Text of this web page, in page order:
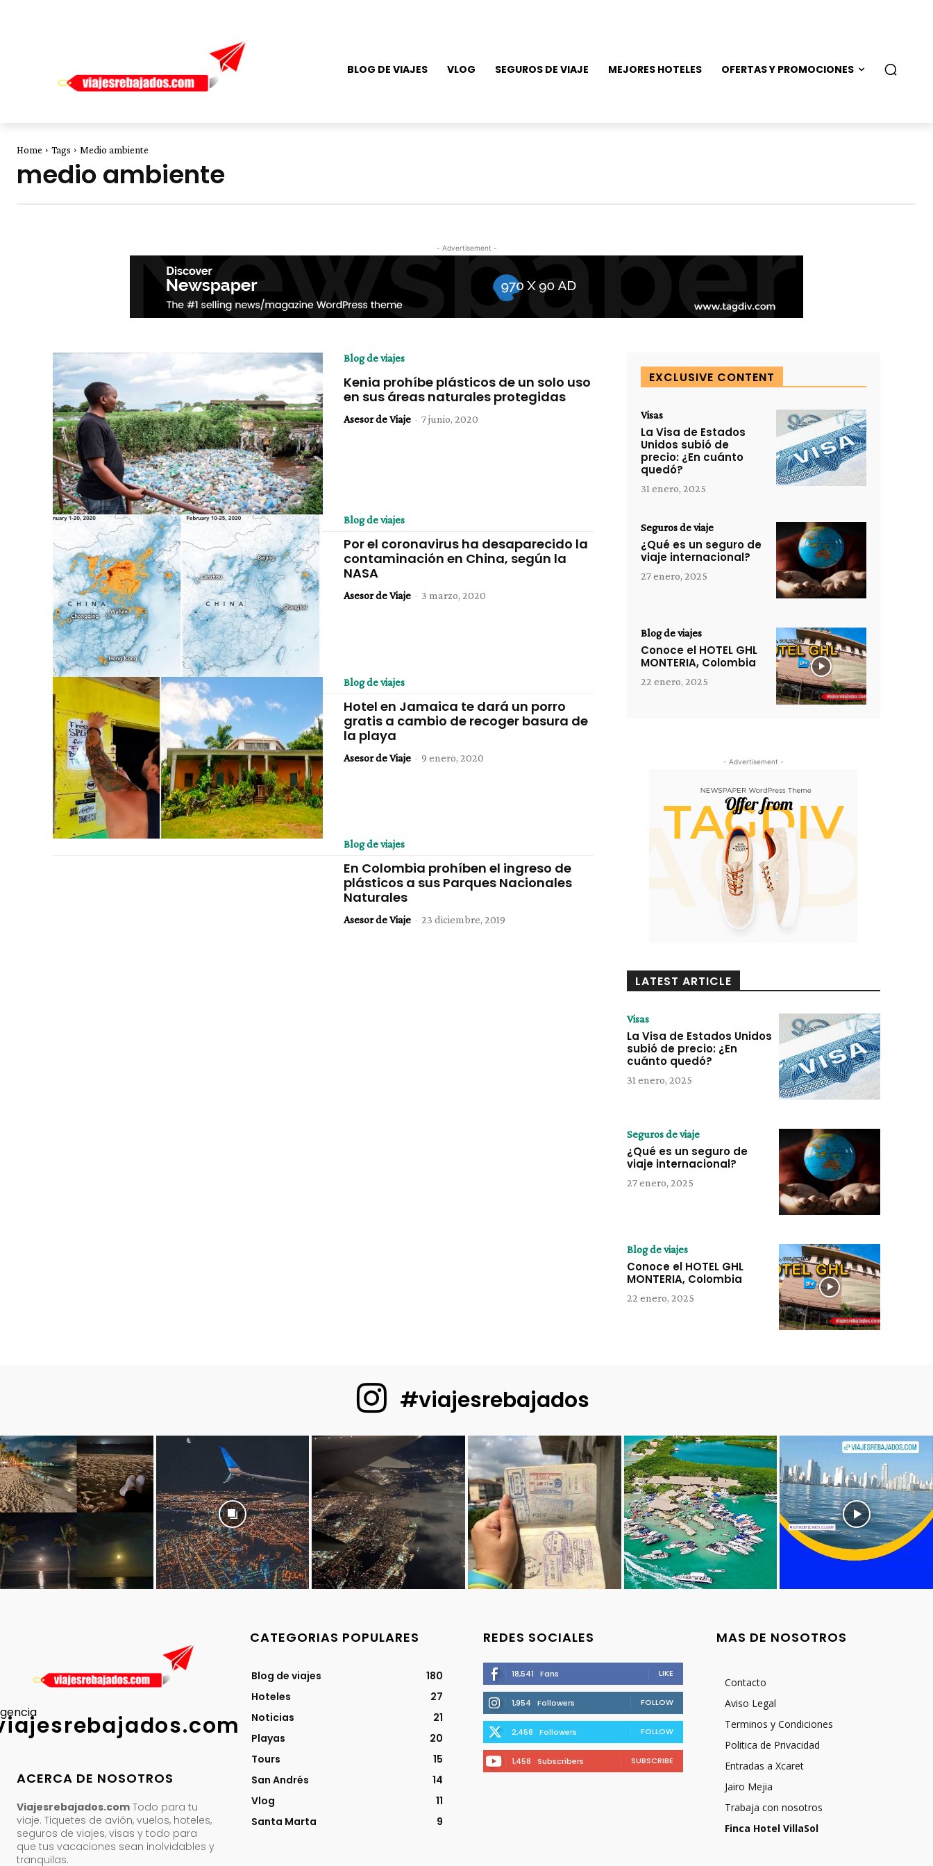
BLOG DE VIAJES VLOG SEGUROS DE VIAJE MEJORES HOTELES OFERTAS Y PROMOCIONES
Home Tags Medio ambiente
medio ambiente
- Advertisement -
Blog de viajes
Kenia prohíbe plásticos de un solo uso
en sus áreas naturales protegidas
Asesor de Viaje - 7 junio, 2020
Blog de viajes
Por el coronavirus ha desaparecido la
contaminación en China, según la
NASA
Asesor de Viaje - 3 marzo, 2020
Blog de viajes
Hotel en Jamaica te dará un porro
gratis a cambio de recoger basura de
la playa
Asesor de Viaje - 9 enero, 2020
Blog de viajes
En Colombia prohíben el ingreso de
plásticos a sus Parques Nacionales
Naturales
Asesor de Viaje - 23 diciembre, 2019
EXCLUSIVE CONTENT
Visas
La Visa de Estados
Unidos subió de
precio: ¿En cuánto
quedó?
31 enero, 2025
Seguros de viaje
¿Qué es un seguro de
viaje internacional?
27 enero, 2025
Blog de viajes
Conoce el HOTEL GHL
MONTERIA, Colombia
22 enero, 2025
- Advertisement -
LATEST ARTICLE
Visas
La Visa de Estados Unidos
subió de precio: ¿En
cuánto quedó?
31 enero, 2025
Seguros de viaje
¿Qué es un seguro de
viaje internacional?
27 enero, 2025
Blog de viajes
Conoce el HOTEL GHL
MONTERIA, Colombia
22 enero, 2025
#viajesrebajados
ACERCA DE NOSOTROS
Viajesrebajados.com Todo para tu
viaje. Tiquetes de avión, vuelos, hoteles,
seguros de viajes, visas y todo para
que tus vacaciones sean inolvidables y
tranquilas.
CATEGORIAS POPULARES
Blog de viajes
180
Hoteles
27
Noticias
21
Playas
20
Tours
15
San Andrés
14
Vlog
11
Santa Marta
9
REDES SOCIALES
18,541 Fans LIKE
1,954 Followers FOLLOW
2,458 Followers FOLLOW
1,458 Subscribers SUBSCRIBE
MAS DE NOSOTROS
Contacto
Aviso Legal
Terminos y Condiciones
Politica de Privacidad
Entradas a Xcaret
Jairo Mejia
Trabaja con nosotros
Finca Hotel VillaSol